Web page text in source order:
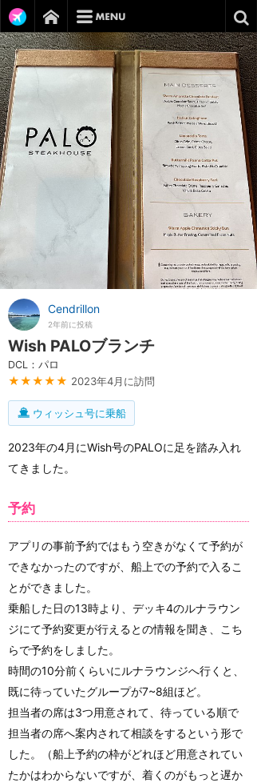
Cendrillon
2年前に投稿
Wish PALOブランチ
DCL：パロ
★★★★★ 2023年4月に訪問
ウィッシュ号に乗船
2023年の4月にWish号のPALOに足を踏み入れ
てきました。
予約
アプリの事前予約ではもう空きがなくて予約が
できなかったのですが、船上での予約で入るこ
とができました。
乗船した日の13時より、デッキ4のルナラウン
ジにて予約変更が行えるとの情報を聞き、こち
らで予約をしました。
時間の10分前くらいにルナラウンジへ行くと、
既に待っていたグループが7~8組ほど。
担当者の席は3つ用意されて、待っている順で
担当者の席へ案内されて相談をするという形で
した。（船上予約の枠がどれほど用意されてい
たかはわからないですが、着くのがもっと遅か